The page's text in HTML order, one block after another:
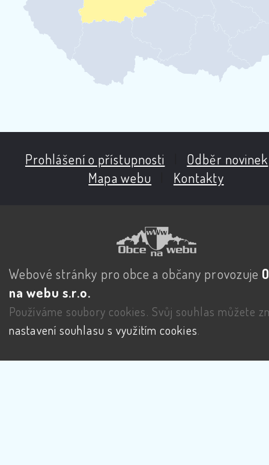
Prohlášení o přístupnosti Odběr novinek
Mapa webu
Kontakty
Webové stránky pro obce a občany provozuje
na webu s.r.o.
Používáme soubory cookies. Svůj souhlas můžete
nastavení souhlasu s využitím cookies.